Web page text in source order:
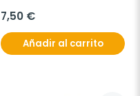
7,50 €
Añadir al carrito